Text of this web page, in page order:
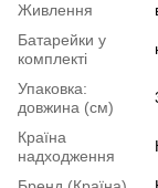
Живлення
Батарейки у
комплекті
Упаковка:
довжина (см)
Країна
надходження